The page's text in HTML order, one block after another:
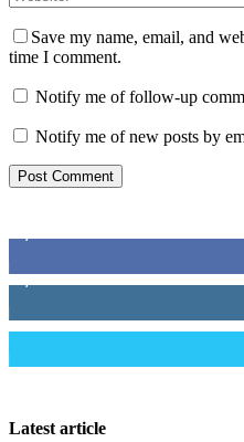
Save my name, email, and
time I comment.
Notify me of follow-up
Notify me of new posts by
Latest article